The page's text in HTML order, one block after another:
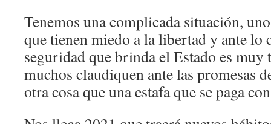
Tenemos una complicada situación,
que tienen miedo a la libertad y ante lo
seguridad que brinda el Estado es muy
muchos claudiquen ante las promesas
otra cosa que una estafa que se paga